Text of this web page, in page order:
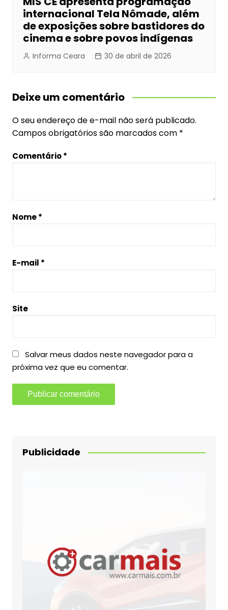
internacional Tela Nômade, além
de exposições sobre bastidores do
cinema e sobre povos indígenas
Informa Ceara 30 de abril de 2026
Deixe um comentário
O seu endereço de e-mail não será publicado.
Campos obrigatórios são marcados com *
Comentário*
Nome*
E-mail *
Site
Salvar meus dados neste navegador para a
próxima vez que eu comentar.
Publicidade